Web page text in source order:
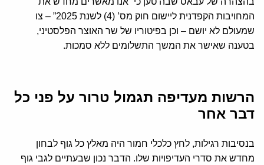
המחויבות הקפדנית ליישום חוק מס’ (4) לשנת 2025” – צו
שמעולם לא יושם – וכן בפיטוריו של שר האוצר הפלסטיני,
בטענה שאישר את המשך התשלומים ללא סמכות.
הרשות מעדיפה תגמול טרור על פני כל
דבר אחר
בנסיבות רגילות, לחץ כלכלי חמור היה מאלץ כל גוף לבחון
מחדש את סדרי העדיפויות שלו. הדבר נכון שבעתיים לגבי גוף